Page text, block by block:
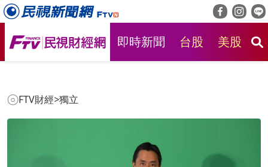
即時新聞 台股 美股
FTV財經>獨立